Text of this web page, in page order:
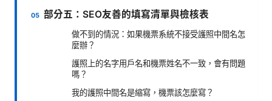
部分五：SEO友善的填寫清單與檢核表
做不到的情況：如果機票系統不接受護照中間名怎
麼辦？
護照上的名字用戶名和機票姓名不一致，會有問題
嗎？
我的護照中間名是縮寫，機票該怎麼寫？